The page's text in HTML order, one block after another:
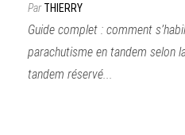
ParTHIERRY
Guide complet : comment
parachutisme en tandem selon
tandem réservé...